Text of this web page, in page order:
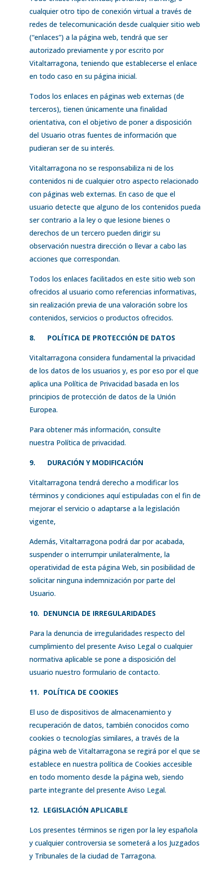
cualquier otro tipo de conexión virtual a través de
redes de telecomunicación desde cualquier sitio web
(“enlaces”) a la página web, tendrá que ser
autorizado previamente y por escrito por
Vitaltarragona, teniendo que establecerse el enlace
en todo caso en su página inicial.
Todos los enlaces en páginas web externas (de
terceros), tienen únicamente una finalidad
orientativa, con el objetivo de poner a disposición
del Usuario otras fuentes de información que
pudieran ser de su interés.
Vitaltarragona no se responsabiliza ni de los
contenidos ni de cualquier otro aspecto relacionado
con páginas web externas. En caso de que el
usuario detecte que alguno de los contenidos pueda
ser contrario a la ley o que lesione bienes o
derechos de un tercero pueden dirigir su
observación nuestra dirección o llevar a cabo las
acciones que correspondan.
Todos los enlaces facilitados en este sitio web son
ofrecidos al usuario como referencias informativas,
sin realización previa de una valoración sobre los
contenidos, servicios o productos ofrecidos.
8. POLÍTICA DE PROTECCIÓN DE DATOS
Vitaltarragona considera fundamental la privacidad
de los datos de los usuarios y, es por eso por el que
aplica una Política de Privacidad basada en los
principios de protección de datos de la Unión
Europea.
Para obtener más información, consulte
nuestra Política de privacidad.
9. DURACIÓN Y MODIFICACIÓN
Vitaltarragona tendrá derecho a modificar los
términos y condiciones aquí estipuladas con el fin de
mejorar el servicio o adaptarse a la legislación
vigente,
Además, Vitaltarragona podrá dar por acabada,
suspender o interrumpir unilateralmente, la
operatividad de esta página Web, sin posibilidad de
solicitar ninguna indemnización por parte del
Usuario.
10. DENUNCIA DE IRREGULARIDADES
Para la denuncia de irregularidades respecto del
cumplimiento del presente Aviso Legal o cualquier
normativa aplicable se pone a disposición del
usuario nuestro formulario de contacto.
11. POLÍTICA DE COOKIES
El uso de dispositivos de almacenamiento y
recuperación de datos, también conocidos como
cookies o tecnologías similares, a través de la
página web de Vitaltarragona se regirá por el que se
establece en nuestra política de Cookies accesible
en todo momento desde la página web, siendo
parte integrante del presente Aviso Legal.
12. LEGISLACIÓN APLICABLE
Los presentes términos se rigen por la ley española
y cualquier controversia se someterá a los Juzgados
y Tribunales de la ciudad de Tarragona.